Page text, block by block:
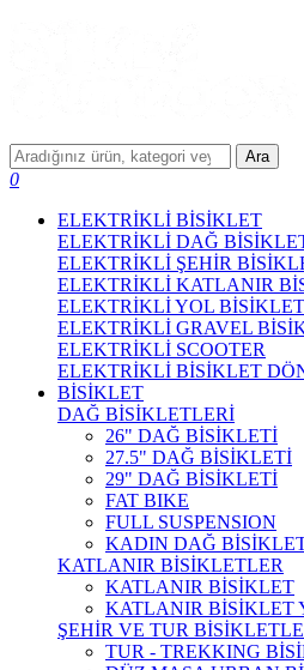
Ara
0
ELEKTRİKLİ BİSİKLET
ELEKTRİKLİ DAĞ
ELEKTRİKLİ ŞEHİR
ELEKTRİKLİ KATLANIR
ELEKTRİKLİ YOL
ELEKTRİKLİ GRAVEL
ELEKTRİKLİ SCOOTER
ELEKTRİKLİ BİSİKLET
BİSİKLET
DAĞ BİSİKLETLERİ
26" DAĞ BİSİKLETİ
27.5" DAĞ BİSİKLETİ
29" DAĞ BİSİKLETİ
FAT BIKE
FULL SUSPENSION
KADIN DAĞ
KATLANIR BİSİKLETLER
KATLANIR BİSİKLET
KATLANIR BİSİKLET
ŞEHİR VE TUR
TUR - TREKKING